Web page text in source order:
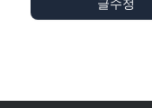
글수정